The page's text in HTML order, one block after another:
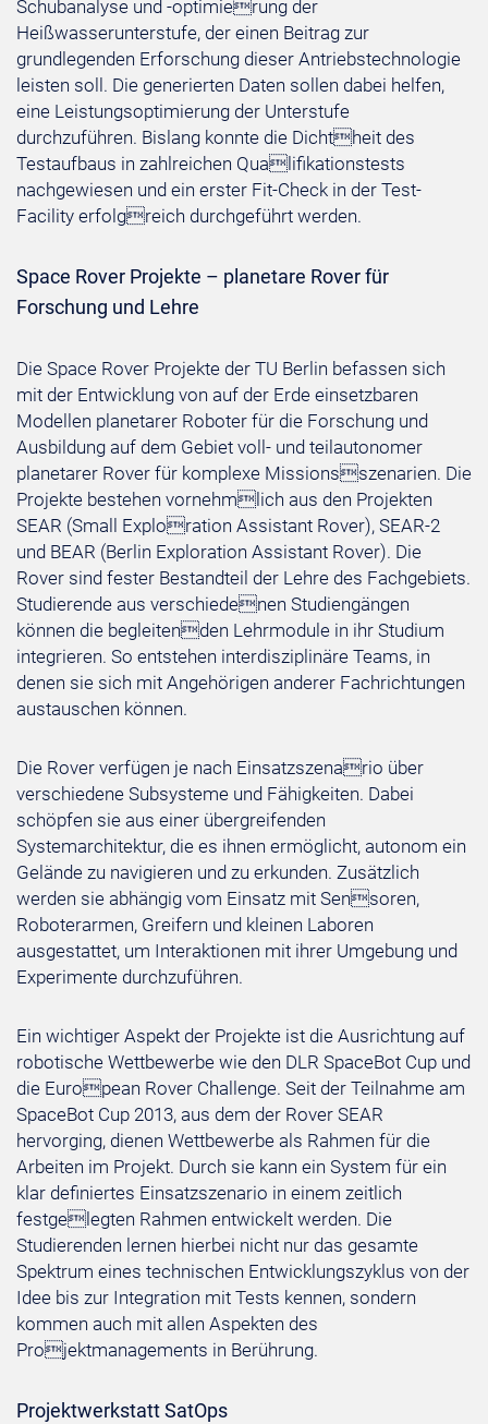
Schubanalyse und -optimierung der
Heißwasserunterstufe, der einen Beitrag zur
grundlegenden Erforschung dieser Antriebstechnologie
leisten soll. Die generierten Daten sollen dabei helfen,
eine Leistungsoptimierung der Unterstufe
durchzuführen. Bislang konnte die Dichtheit des
Testaufbaus in zahlreichen Qualifikationstests
nachgewiesen und ein erster Fit-Check in der Test-
Facility erfolgreich durchgeführt werden.
Space Rover Projekte – planetare Rover für
Forschung und Lehre
Die Space Rover Projekte der TU Berlin befassen sich
mit der Entwicklung von auf der Erde einsetzbaren
Modellen planetarer Roboter für die Forschung und
Ausbildung auf dem Gebiet voll- und teilautonomer
planetarer Rover für komplexe Missionsszenarien. Die
Projekte bestehen vornehmlich aus den Projekten
SEAR (Small Exploration Assistant Rover), SEAR-2
und BEAR (Berlin Exploration Assistant Rover). Die
Rover sind fester Bestandteil der Lehre des Fachgebiets.
Studierende aus verschiedenen Studiengängen
können die begleitenden Lehrmodule in ihr Studium
integrieren. So entstehen interdisziplinäre Teams, in
denen sie sich mit Angehörigen anderer Fachrichtungen
austauschen können.
Die Rover verfügen je nach Einsatzszenario über
verschiedene Subsysteme und Fähigkeiten. Dabei
schöpfen sie aus einer übergreifenden
Systemarchitektur, die es ihnen ermöglicht, autonom ein
Gelände zu navigieren und zu erkunden. Zusätzlich
werden sie abhängig vom Einsatz mit Sensoren,
Roboterarmen, Greifern und kleinen Laboren
ausgestattet, um Interaktionen mit ihrer Umgebung und
Experimente durchzuführen.
Ein wichtiger Aspekt der Projekte ist die Ausrichtung auf
robotische Wettbewerbe wie den DLR SpaceBot Cup und
die European Rover Challenge. Seit der Teilnahme am
SpaceBot Cup 2013, aus dem der Rover SEAR
hervorging, dienen Wettbewerbe als Rahmen für die
Arbeiten im Projekt. Durch sie kann ein System für ein
klar definiertes Einsatzszenario in einem zeitlich
festgelegten Rahmen entwickelt werden. Die
Studierenden lernen hierbei nicht nur das gesamte
Spektrum eines technischen Entwicklungszyklus von der
Idee bis zur Integration mit Tests kennen, sondern
kommen auch mit allen Aspekten des
Projektmanagements in Berührung.
Projektwerkstatt SatOps